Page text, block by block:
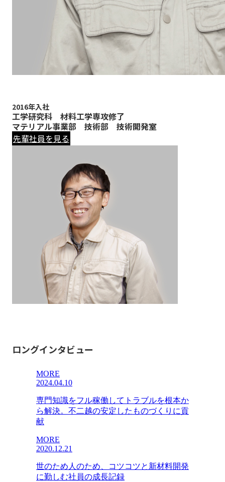
2016年入社
工学研究科 材料工学専攻修了
マテリアル事業部 技術部 技術開発室
先輩社員を見る
ロングインタビュー